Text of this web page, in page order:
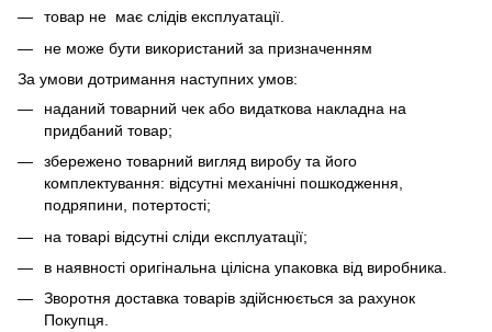
товар не має слідів експлуатації.
не може бути використаний за призначенням
За умови дотримання наступних умов:
наданий товарний чек або видаткова накладна на
придбаний товар;
збережено товарний вигляд виробу та його
комплектування: відсутні механічні пошкодження,
подряпини, потертості;
на товарі відсутні сліди експлуатації;
в наявності оригінальна цілісна упаковка від виробника.
Зворотня доставка товарів здійснюється за рахунок
Покупця.